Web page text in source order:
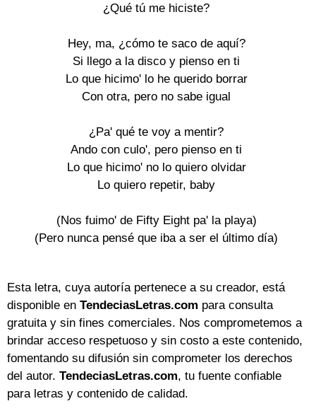
¿Qué tú me hiciste?
Hey, ma, ¿cómo te saco de aquí?
Si llego a la disco y pienso en ti
Lo que hicimo' lo he querido borrar
Con otra, pero no sabe igual
¿Pa' qué te voy a mentir?
Ando con culo', pero pienso en ti
Lo que hicimo' no lo quiero olvidar
Lo quiero repetir, baby
(Nos fuimo' de Fifty Eight pa' la playa)
(Pero nunca pensé que iba a ser el último día)
Esta letra, cuya autoría pertenece a su creador, está
disponible en TendeciasLetras.com para consulta
gratuita y sin fines comerciales. Nos comprometemos a
brindar acceso respetuoso y sin costo a este contenido,
fomentando su difusión sin comprometer los derechos
del autor. TendeciasLetras.com, tu fuente confiable
para letras y contenido de calidad.